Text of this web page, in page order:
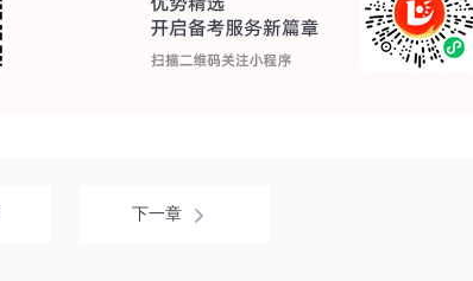
下一章